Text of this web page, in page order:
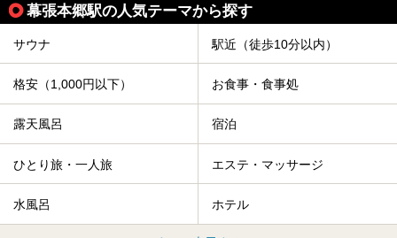
幕張本郷駅の人気テーマから探す
サウナ 駅近（徒歩10分以内）
格安（1,000円以下） お食事・食事処
露天風呂 宿泊
ひとり旅・一人旅 エステ・マッサージ
水風呂 ホテル